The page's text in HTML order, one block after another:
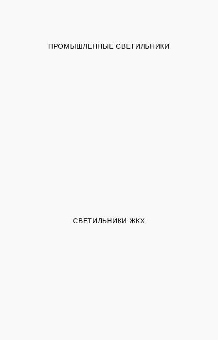
ПРОМЫШЛЕННЫЕ СВЕТИЛЬНИКИ
СВЕТИЛЬНИКИ ЖКХ